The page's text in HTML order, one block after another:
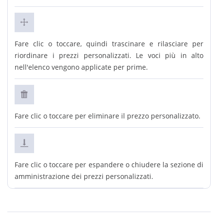
Fare clic o toccare, quindi trascinare e rilasciare per
riordinare i prezzi personalizzati. Le voci più in alto
nell'elenco vengono applicate per prime.
Fare clic o toccare per eliminare il prezzo personalizzato.
Fare clic o toccare per espandere o chiudere la sezione di
amministrazione dei prezzi personalizzati.